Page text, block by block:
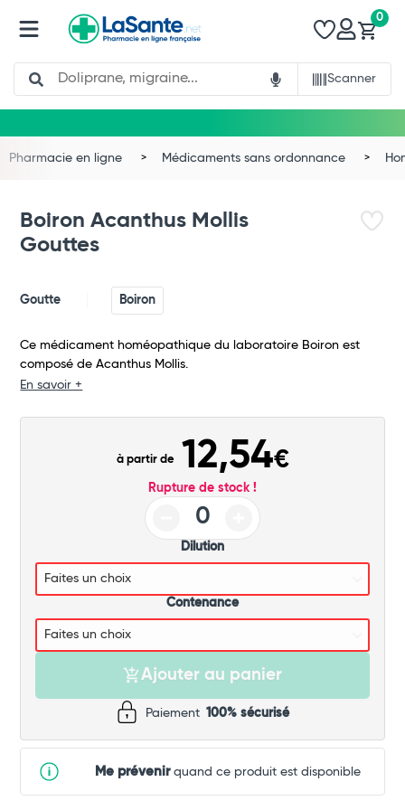
Search
Scanner
0
Total
Pharmacie en ligne Médicaments sans ordonnance
Boiron Acanthus Mollis
Gouttes
Goutte Boiron
Ce médicament homéopathique du laboratoire Boiron est
composé de Acanthus Mollis.
En savoir +
à partir de 12,54€
Rupture de stock !
Dilution
Contenance
Ajouter au panier
Paiement 100% sécurisé
Me prévenirquand ce produit est disponible